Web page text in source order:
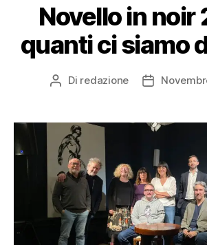
Novello in noir
quanti ci siamo
Autore
Di redazione
Data